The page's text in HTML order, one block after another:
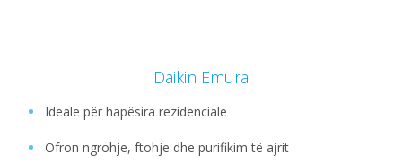
Daikin Emura
Ideale për hapësira rezidenciale
Ofron ngrohje, ftohje dhe purifikim të ajrit